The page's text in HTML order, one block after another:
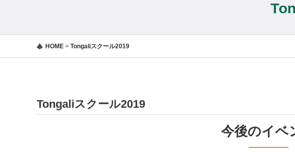
HOME > Tongaliスクール2019
Tongaliスクール2019
今後のイベ